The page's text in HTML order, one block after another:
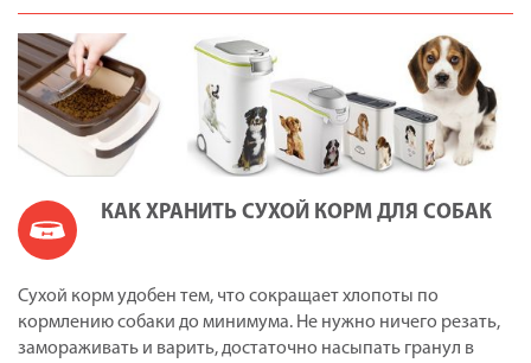
КАК ХРАНИТЬ СУХОЙ КОРМ ДЛЯ СОБАК
Сухой корм удобен тем, что сокращает хлопоты по
кормлению собаки до минимума. Не нужно ничего резать,
замораживать и варить, достаточно насыпать гранул в